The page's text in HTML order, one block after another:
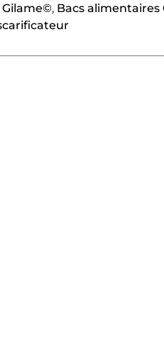
, Bacs alimentaires